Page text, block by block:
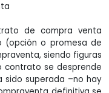
de compra venta
(opción o promesa de
siendo figuras
contrato se desprende
sido superada –no hay